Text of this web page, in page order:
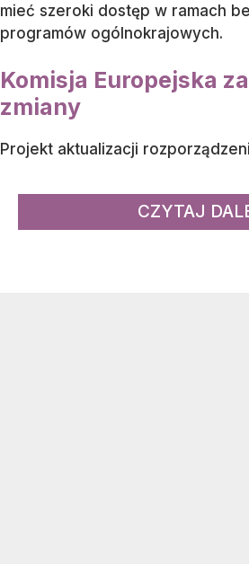
mieć szeroki dostęp w ramach
programów ogólnokrajowych.
Komisja Europejska
zmiany
Projekt aktualizacji
CZYTAJ